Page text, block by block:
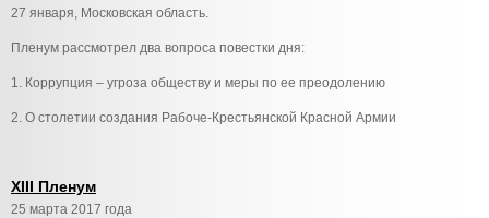
27 января, Московская область.
Пленум рассмотрел два вопроса повестки дня:
1. Коррупция – угроза обществу и меры по ее преодолению
2. О столетии создания Рабоче-Крестьянской Красной Армии
XIII Пленум
25 марта 2017 года